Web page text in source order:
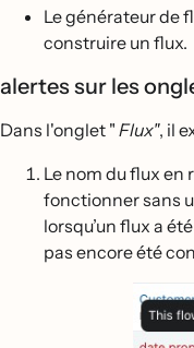
Le générateur de
construire un flux.
alertes sur les
Dans l'onglet " Flux", il
Le nom du flux en
fonctionner sans
lorsqu’un flux a
pas encore été